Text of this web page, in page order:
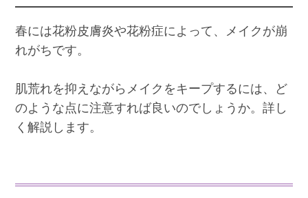
春には花粉皮膚炎や花粉症によって、メイクが崩
れがちです。
肌荒れを抑えながらメイクをキープするには、ど
のような点に注意すれば良いのでしょうか。詳し
く解説します。